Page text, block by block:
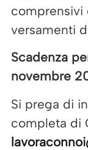
comprensivi
versamenti
Scadenza
novembre
Si prega di
completa di